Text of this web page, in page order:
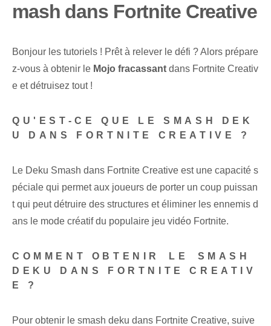
mash dans Fortnite Creative
Bonjour les tutoriels ! Prêt à relever le défi ? Alors prépare
z-vous ‌à obtenir le⁢ Mojo fracassant dans Fortnite Creativ
e et détruisez tout !
QU'EST-CE QUE LE SMASH DEK
U DANS FORTNITE CREATIVE ?
Le Deku Smash dans Fortnite Creative est une capacité s
péciale qui permet aux joueurs de porter un coup puissan
t qui peut détruire des structures et éliminer les ennemis d
ans le mode créatif du populaire jeu vidéo Fortnite.
COMMENT OBTENIR⁢ LE⁢ SMASH
DEKU DANS FORTNITE CREATIV
E ?
Pour obtenir le smash deku dans Fortnite Creative, suive